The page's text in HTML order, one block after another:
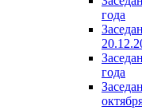
года
года